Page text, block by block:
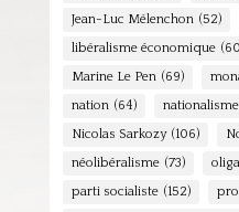
Jean-Luc Mélenchon (52)
libéralisme économique
Marine Le Pen (69)
nation (64) nationalisme
Nicolas Sarkozy (106)
néolibéralisme (73)
parti socialiste (152)